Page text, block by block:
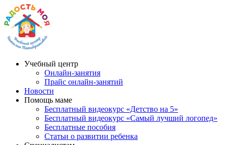
Учебный центр
Онлайн-занятия
Прайс онлайн-занятий
Новости
Помощь маме
Бесплатный видеокурс «Детство на 5»
Бесплатный видеокурс «Самый лучший логопед»
Бесплатные пособия
Статьи о развитии ребенка